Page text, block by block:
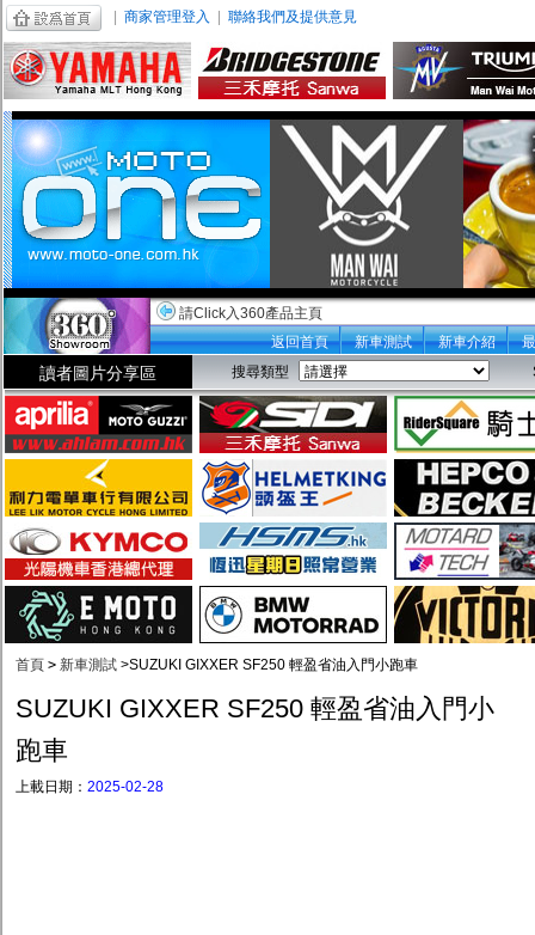
商家管理登入 聯絡我們及提供意見
請Click入360產品主頁
返回首頁
新車測試 新車介紹
讀者圖片分享區 搜尋類型
首頁 > 新車測試 >SUZUKI GIXXER SF250 輕盈省油入門小跑車
SUZUKI GIXXER SF250 輕盈省油入門小
跑車
上載日期： 2025-02-28